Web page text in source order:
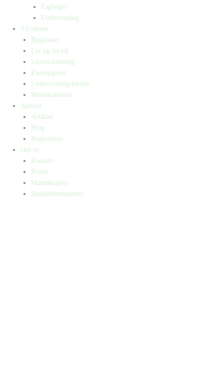
Fagbøger
Undervisning
Til lærere
Bogkasser
Lix og let-tal
Universlæsning
Elevopgaver
Undervisningsforløb
Messekalender
Aktuelt
Artikler
Blog
Bogtrailere
Om os
Kontakt
Presse
Manuskripter
Handelsbetingelser